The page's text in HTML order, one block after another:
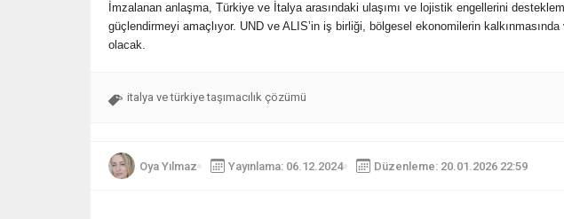
İmzalanan anlaşma, Türkiye ve İtalya arasındaki ulaşımı ve lojistik engellerini
güçlendirmeyi amaçlıyor. UND ve ALIS’in iş birliği, bölgesel ekonomilerin
olacak.
italya ve türkiye taşımacılık çözümü
Oya Yılmaz Yayınlama: 06.12.2024 Düzenleme: 20.01.2026 22:59